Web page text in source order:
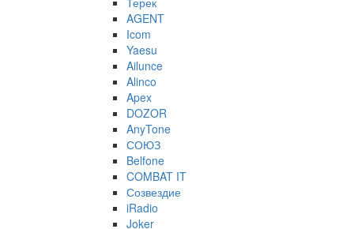
AGENT
Icom
Yaesu
Ailunce
Alinco
Apex
DOZOR
AnyTone
СОЮЗ
Belfone
COMBAT IT
Созвездие
iRadio
Joker